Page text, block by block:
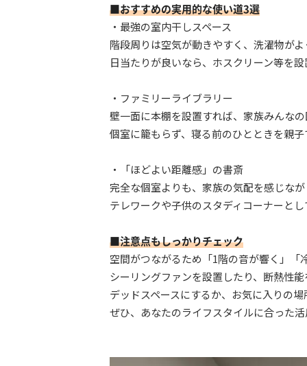
■おすすめの実用的な使い道3選
・最強の室内干しスペース
階段周りは空気が動きやすく、洗濯物が
日当たりが良いなら、ホスクリーン等を
・ファミリーライブラリー
壁一面に本棚を設置すれば、家族みんな
個室に籠もらず、寝る前のひとときを親
・「ほどよい距離感」の書斎
完全な個室よりも、家族の気配を感じな
テレワークや子供のスタディコーナーと
■注意点もしっかりチェック
空間がつながるため「1階の音が響く」
シーリングファンを設置したり、断熱性
デッドスペースにするか、お気に入りの
ぜひ、あなたのライフスタイルに合った